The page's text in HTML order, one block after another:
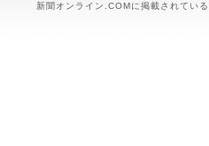
新聞オンライン.COMに掲載されてい